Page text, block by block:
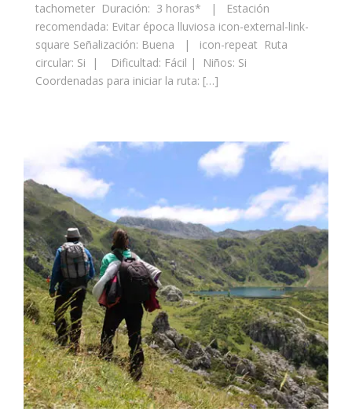
tachometer Duración: 3 horas* | Estación
recomendada: Evitar época lluviosa icon-external-link-
square Señalización: Buena | icon-repeat Ruta
circular: Si | Dificultad: Fácil | Niños: Si
Coordenadas para iniciar la ruta: […]